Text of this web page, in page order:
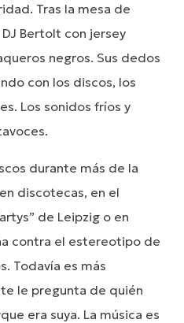
Tras la mesa de
Bertolt con jersey
negros. Sus dedos
con los discos, los
Los sonidos fríos y
durante más de la
discotecas, en el
de Leipzig o en
contra el estereotipo de
Todavía es más
le pregunta de quién
era suya. La música es